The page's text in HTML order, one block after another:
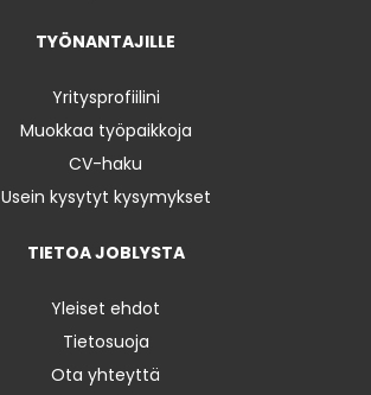
TYÖNANTAJILLE
Yritysprofiilini
Muokkaa työpaikkoja
CV-haku
Usein kysytyt kysymykset
TIETOA JOBLYSTA
Yleiset ehdot
Tietosuoja
Ota yhteyttä